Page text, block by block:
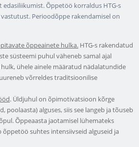
edasiliikumist. Õppetöö korraldus HTG-s
Perioodõppe rakendamisel on
õppeainete hulka. HTG-s rakendatud
süsteemi puhul väheneb samal ajal
ühele ainele määratud nädalatundide
võrreldes traditsioonilise
. Üldjuhul on õpimotivatsioon kõrge
poolaasta) alguses, siis see langeb ja tõuseb
Õppeaasta jaotamisel lühemateks
suhtes intensiivseid alguseid ja